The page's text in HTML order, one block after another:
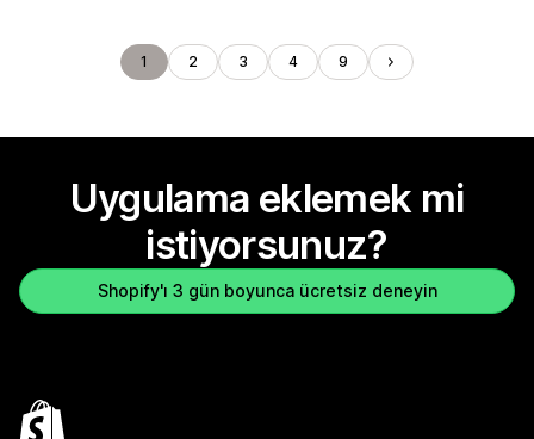
1 2 3 4 9
Uygulama eklemek mi
istiyorsunuz?
Shopify'ı 3 gün boyunca ücretsiz deneyin